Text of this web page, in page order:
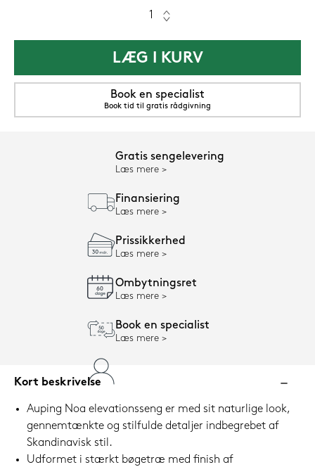
LÆG I KURV
Book en specialist
Book tid til gratis rådgivning
Gratis sengelevering
Læs mere
Finansiering
Læs mere
Prissikkerhed
Læs mere
Ombytningsret
Læs mere
Book en specialist
Læs mere
Kort beskrivelse
Auping Noa elevationsseng er med sit naturlige look,
gennemtænkte og stilfulde detaljer indbegrebet af
Skandinavisk stil.
Udformet i stærkt bøgetræ med finish af